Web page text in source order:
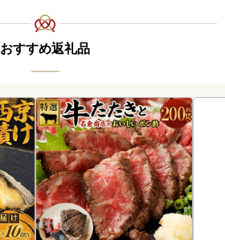
おすすめ返礼品